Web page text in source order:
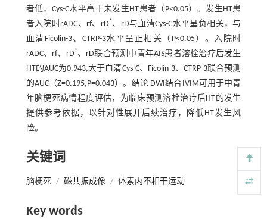
者低，Cys-C水平高于未发生HT患者（P<0.05）。发生HT患
者入院时rADC、rf、rD*、rD与血清Cys-C水平呈负相关，与
血清Ficolin-3、CTRP-3水平呈正相关（P<0.05）。入院时
rADC、rf、rD*、rD联合预测中青年AIS患者溶栓治疗后发生
HT的AUC为0.943,大于血清Cys-C、Ficolin-3、CTRP-3联合预测
的AUC（Z=0.195,P=0.043）。结论 DWI结合IVIM可用于中青
年脑梗死病情程度评估，为临床预测溶栓治疗后HT的发生
提供参考依据，以针对性展开后续治疗，降低HT发生风
险。
关键词
脑梗死 / 磁共振成像 / 体素内不相干运动
Key words